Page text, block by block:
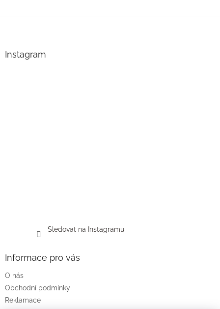
Instagram
Sledovat na Instagramu
Informace pro vás
O nás
Obchodní podmínky
Reklamace